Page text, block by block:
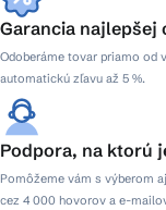
Garancia najlepšej
Odoberáme tovar priamo od
automatickú zľavu až 5 %.
Podpora, na ktorú
Pomôžeme vám s výberom
cez 4 000 hovorov a e-